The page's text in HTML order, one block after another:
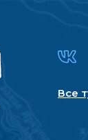
Все